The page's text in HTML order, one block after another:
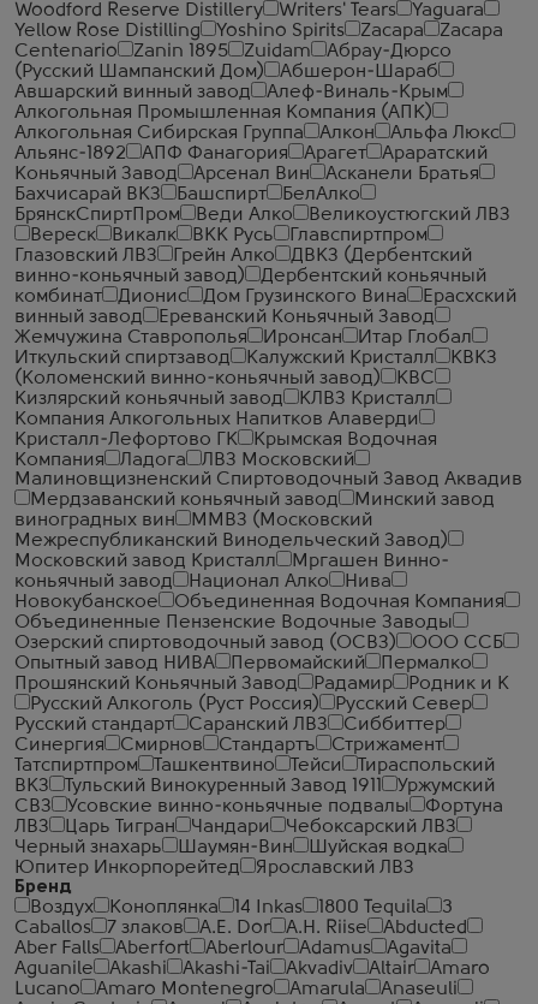
Woodford Reserve Distillery
Writers' Tears
Yaguara
Yellow Rose Distilling
Yoshino Spirits Zacapa
Zacapa
Centenario
Zanin 1895 Zuidam
Абрау-Дюрсо
(Русский Шампанский Дом)
Абшерон-Шараб
Авшарский винный завод
Алеф-Виналь-Крым
Алкогольная Промышленная Компания (АПК)
Алкогольная Сибирская Группа
Алкон
Альфа Люкс
Альянс-1892
АПФ Фанагория Арагет
Араратский
Коньячный Завод
Арсенал Вин
Асканели Братья
Бахчисарай ВКЗ
Башспирт
БелАлко
БрянскСпиртПром
Веди Алко
Великоустюгский ЛВЗ
Вереск
Викалк ВКК Русь
Главспиртпром
Глазовский ЛВЗ
Грейн Алко
ДВКЗ (Дербентский
винно-коньячный завод)
Дербентский коньячный
комбинат
Дионис Дом Грузинского Вина
Ерасхский
винный завод
Ереванский Коньячный Завод
Жемчужина Ставрополья
Иронсан
Итар Глобал
Иткульский спиртзавод
Калужский Кристалл
КВКЗ
(Коломенский винно-коньячный завод)
КВС
Кизлярский коньячный завод
КЛВЗ Кристалл
Компания Алкогольных Напитков Алаверди
Кристалл-Лефортово ГК
Крымская Водочная
Компания
Ладога
ЛВЗ Московский
Малиновщизненский Спиртоводочный Завод Аквадив
Мердзаванский коньячный завод
Минский завод
виноградных вин
ММВЗ (Московский
Межреспубликанский Винодельческий Завод)
Московский завод Кристалл
Мргашен Винно-
коньячный завод
Национал Алко
Нива
Новокубанское
Объединенная Водочная Компания
Объединенные Пензенские Водочные Заводы
Озерский спиртоводочный завод (ОСВЗ)
ООО ССБ
Опытный завод НИВА
Первомайский
Пермалко
Прошянский Коньячный Завод
Радамир
Родник и К
Русский Алкоголь (Руст Россия)
Русский Север
Русский стандарт
Саранский ЛВЗ
Сиббиттер
Синергия
Смирнов Стандартъ
Стрижамент
Татспиртпром
Ташкентвино Тейси
Тираспольский
ВКЗ
Тульский Винокуренный Завод 1911
Уржумский
СВЗ
Усовские винно-коньячные подвалы
Фортуна
ЛВЗ
Царь Тигран Чандари
Чебоксарский ЛВЗ
Черный знахарь
Шаумян-Вин
Шуйская водка
Юпитер Инкорпорейтед
Ярославский ЛВЗ
Бренд
Воздух
Коноплянка 14 Inkas 1800 Tequila
3
Caballos
7 злаков A.E. Dor A.H. Riise
Abducted
Aber Falls
Aberfort Aberlour Adamus
Agavita
Aguanile
Akashi Akashi-Tai Akvadiv Altair
Amaro
Lucano
Amaro Montenegro Amarula
Anaseuli